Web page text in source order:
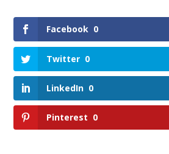
Facebook 0
Twitter 0
LinkedIn 0
Pinterest 0